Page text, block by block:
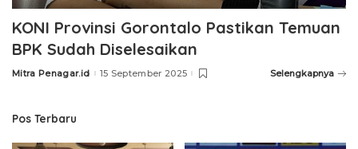
KONI Provinsi Gorontalo Pastikan Temuan
BPK Sudah Diselesaikan
Posted
Mitra Penagar.id 15 September 2025 Selengkapnya
Pos Terbaru